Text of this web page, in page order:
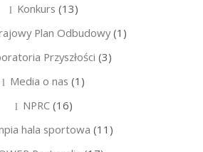
Konkurs (13)
Plan Odbudowy(1)
Przyszłości (3)
Media o nas (1)
NPRC(16)
hala sportowa (11)